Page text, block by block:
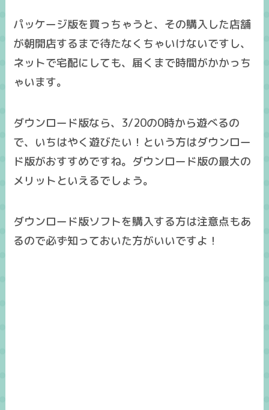
パッケージ版を買っちゃうと、その購入した店舗
が朝開店するまで待たなくちゃいけないですし、
ネットで宅配にしても、届くまで時間がかかっち
ゃいます。
ダウンロード版なら、 3/20の0時から遊べるの
で、いちはやく遊びたい！という方はダウンロー
ド版がおすすめですね。ダウンロード版の最大の
メリットといえるでしょう。
ダウンロード版ソフトを購入する方は注意点もあ
るので必ず知っておいた方がいいですよ！